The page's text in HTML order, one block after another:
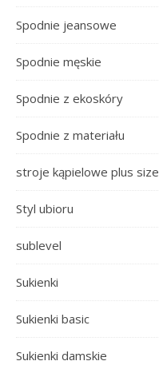
Spodnie jeansowe
Spodnie męskie
Spodnie z ekoskóry
Spodnie z materiału
stroje kąpielowe plus size
Styl ubioru
sublevel
Sukienki
Sukienki basic
Sukienki damskie